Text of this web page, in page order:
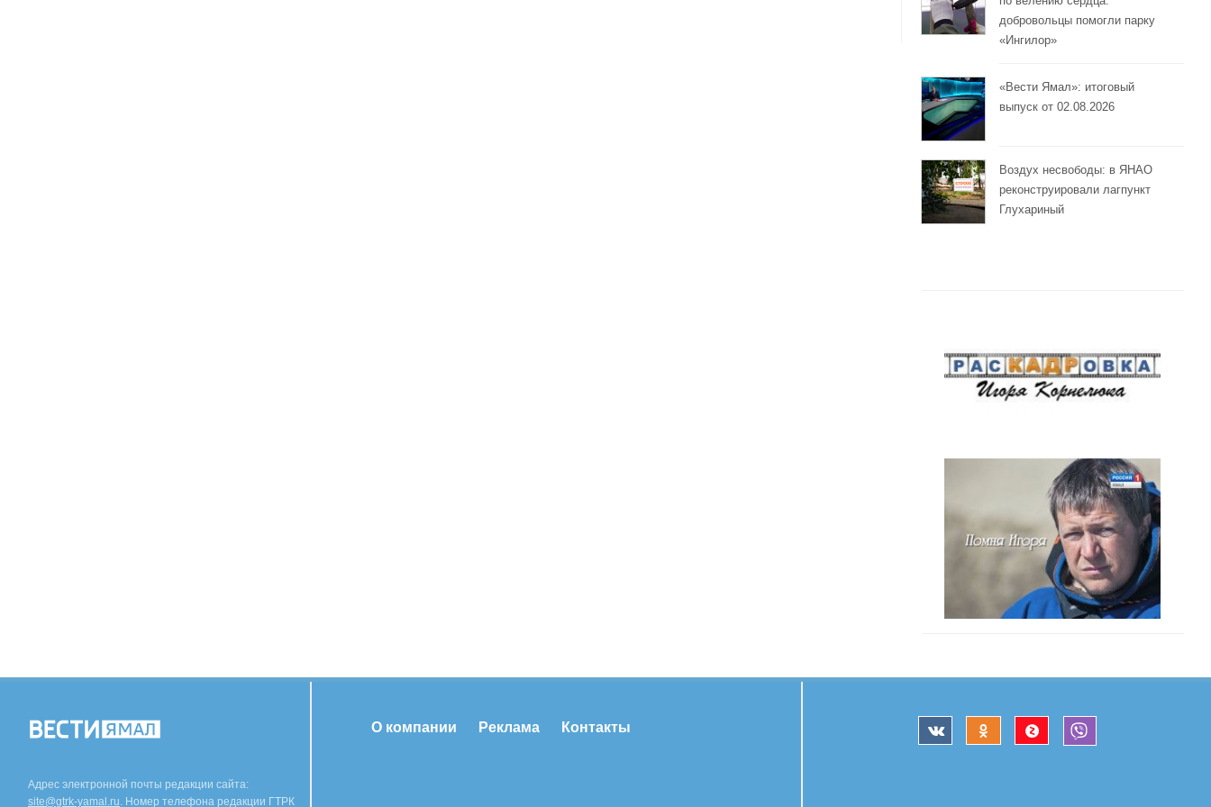
добровольцы помогли парку
«Ингилор»
«Вести Ямал»: итоговый
выпуск от 02.08.2026
Воздух несвободы: в ЯНАО
реконструировали лагпункт
Глухариный
Адрес электронной почты редакции сайта:
site@gtrk-yamal.ru. Номер телефона редакции ГТРК
О компании Реклама Контакты